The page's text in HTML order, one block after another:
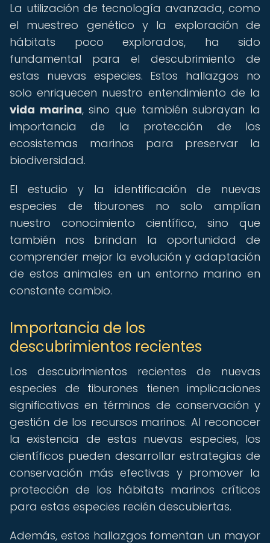
La utilización de tecnología avanzada, como
el muestreo genético y la exploración de
hábitats poco explorados, ha sido
fundamental para el descubrimiento de
estas nuevas especies. Estos hallazgos no
solo enriquecen nuestro entendimiento de la
vida marina, sino que también subrayan la
importancia de la protección de los
ecosistemas marinos para preservar la
biodiversidad.
El estudio y la identificación de nuevas
especies de tiburones no solo amplían
nuestro conocimiento científico, sino que
también nos brindan la oportunidad de
comprender mejor la evolución y adaptación
de estos animales en un entorno marino en
constante cambio.
Importancia de los
descubrimientos recientes
Los descubrimientos recientes de nuevas
especies de tiburones tienen implicaciones
significativas en términos de conservación y
gestión de los recursos marinos. Al reconocer
la existencia de estas nuevas especies, los
científicos pueden desarrollar estrategias de
conservación más efectivas y promover la
protección de los hábitats marinos críticos
para estas especies recién descubiertas.
Además, estos hallazgos fomentan un mayor